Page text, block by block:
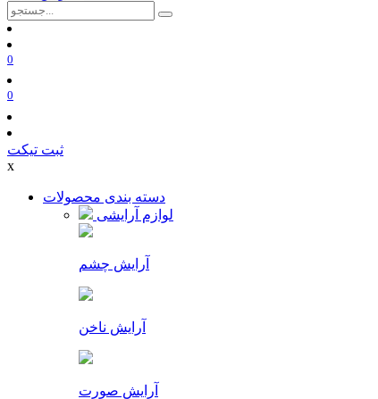
0
0
ثبت تیکت
x
دسته بندی محصولات
لوازم آرایشی
آرایش چشم
آرایش ناخن
آرایش صورت